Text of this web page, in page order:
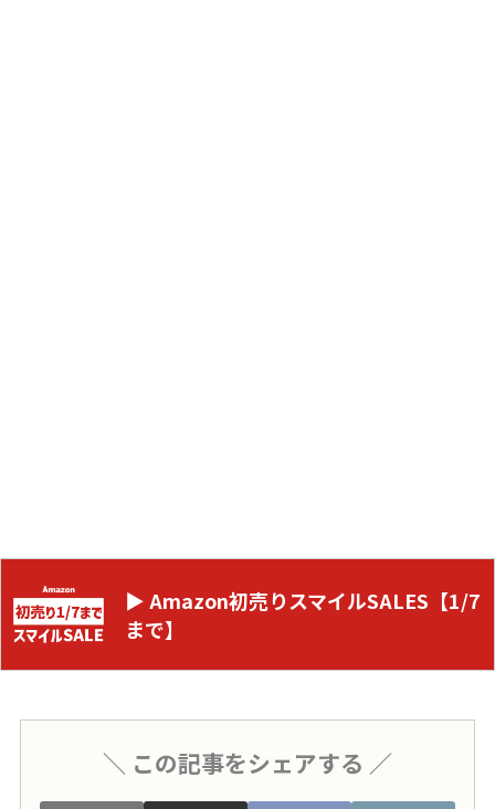
▶ Amazon初売りスマイルSALES【1/7
まで】
＼ この記事をシェアする ／